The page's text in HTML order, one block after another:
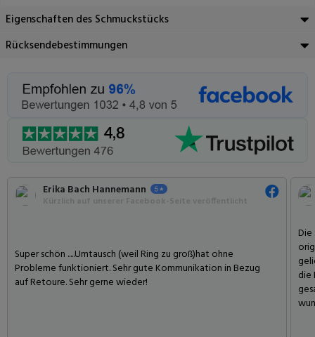
Eigenschaften des Schmuckstücks
Rücksendebestimmungen
Erika Bach Hannemann
Super schön .....Umtausch (weil Ring zu groß)hat ohne
Probleme funktioniert. Sehr gute Kommunikation in Bezug
auf Retoure. Sehr gerne wieder!
die